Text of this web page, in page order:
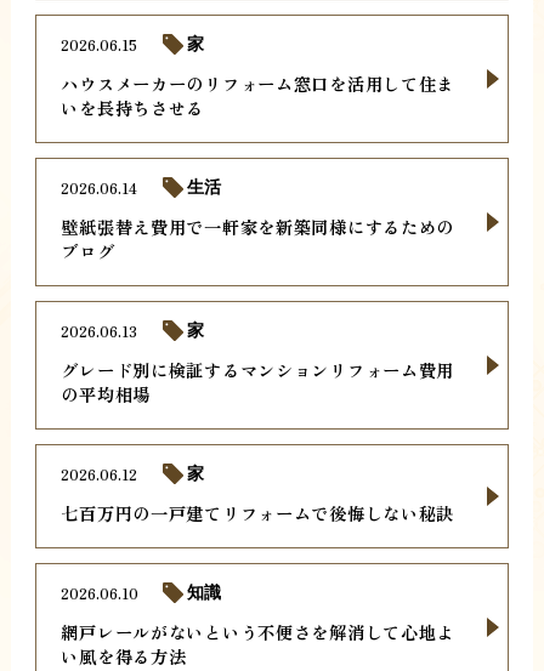
ハウスメーカーのリフォーム窓口を活用して住ま
いを長持ちさせる
2026.06.15 家
壁紙張替え費用で一軒家を新築同様にするための
ブログ
2026.06.14 生活
グレード別に検証するマンションリフォーム費用
の平均相場
2026.06.13 家
七百万円の一戸建てリフォームで後悔しない秘訣
2026.06.12 家
網戸レールがないという不便さを解消して心地よ
い風を得る方法
2026.06.10 知識